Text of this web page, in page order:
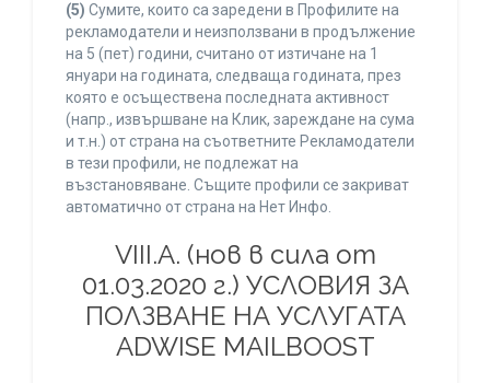
(5) Сумите, които са заредени в Профилите на
рекламодатели и неизползвани в продължение
на 5 (пет) години, считано от изтичане на 1
януари на годината, следваща годината, през
която е осъществена последната активност
(напр., извършване на Клик, зареждане на сума
и т.н.) от страна на съответните Рекламодатели
в тези профили, не подлежат на
възстановяване. Същите профили се закриват
автоматично от страна на Нет Инфо.
VIII.A. (нов в сила от
01.03.2020 г.) УСЛОВИЯ ЗА
ПОЛЗВАНЕ НА УСЛУГАТА
ADWISE MAILBOOST